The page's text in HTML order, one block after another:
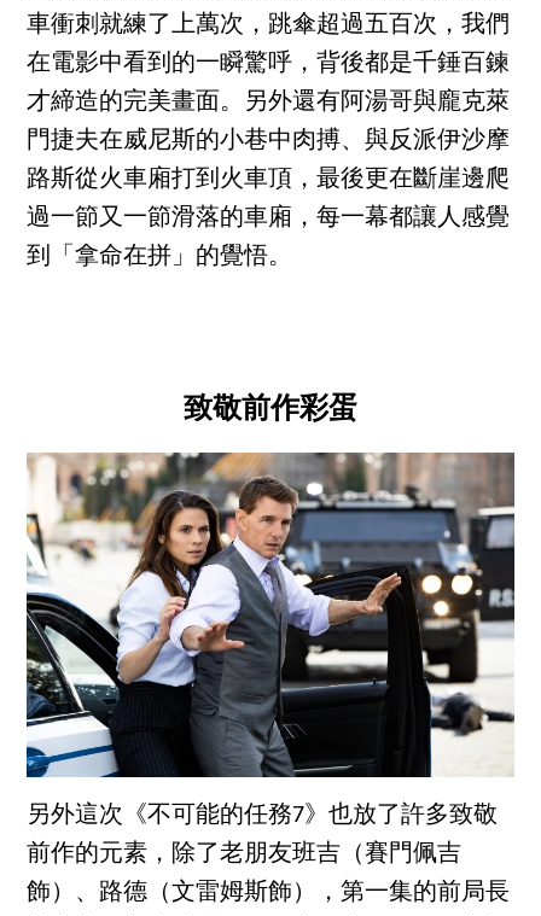
車衝刺就練了上萬次，跳傘超過五百次，我們
在電影中看到的一瞬驚呼，背後都是千錘百鍊
才締造的完美畫面。另外還有阿湯哥與龐克萊
門捷夫在威尼斯的小巷中肉搏、與反派伊沙摩
路斯從火車廂打到火車頂，最後更在斷崖邊爬
過一節又一節滑落的車廂，每一幕都讓人感覺
到「拿命在拼」的覺悟。
致敬前作彩蛋
另外這次《不可能的任務7》也放了許多致敬
前作的元素，除了老朋友班吉（賽門佩吉
飾）、路德（文雷姆斯飾），第一集的前局長